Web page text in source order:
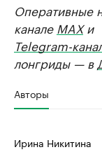
Оперативные
канале MAXи
Telegram-
лонгриды — в
Авторы
Ирина Никитина